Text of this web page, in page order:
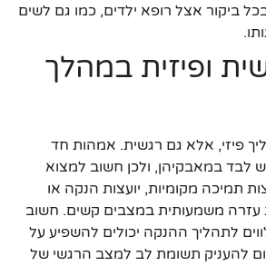
ביקור אצל רופא ילדים, כמו גם לשים
ופיזית במהלך
פיזי, אלא גם רגשית. אמהות חד
לבד במאבקיהן, ולכן חשוב למצוא
תמיכה מקומיות, יועצות הנקה או
עזרה משמעותית במצבים קשים. חשוב
לתהליך ההנקה יכולים להשפיע על
להעניק תשומת לב למצב הרגשי של